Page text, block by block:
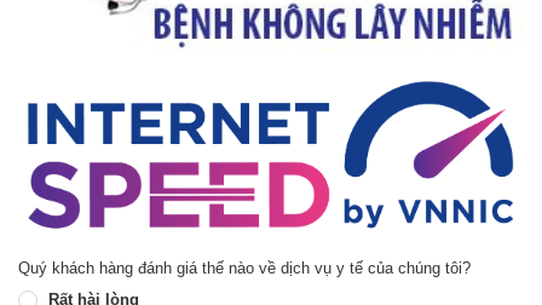
Quý khách hàng đánh giá thế nào về dịch vụ y tế của chúng tôi?
Rất hài lòng